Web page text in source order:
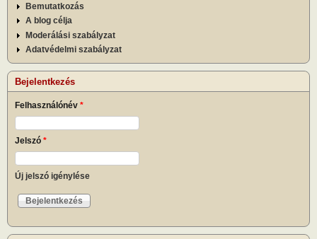
Bemutatkozás
A blog célja
Moderálási szabályzat
Adatvédelmi szabályzat
Bejelentkezés
Felhasználónév *
Jelszó *
Új jelszó igénylése